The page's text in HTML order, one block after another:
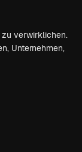
zu verwirklichen.
Unternehmen,